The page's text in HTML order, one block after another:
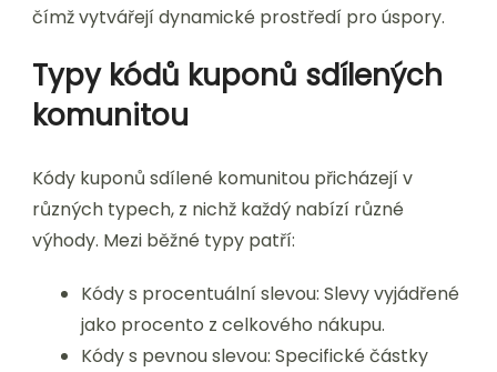
čímž vytvářejí dynamické prostředí pro úspory.
Typy kódů kuponů sdílených
komunitou
Kódy kuponů sdílené komunitou přicházejí v
různých typech, z nichž každý nabízí různé
výhody. Mezi běžné typy patří:
Kódy s procentuální slevou: Slevy vyjádřené
jako procento z celkového nákupu.
Kódy s pevnou slevou: Specifické částky